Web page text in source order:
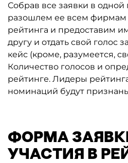
Собрав все заявки в
разошлем ее всем фирмам
рейтинга и предоставим
другу и отдать свой голос
кейс (кроме, разумеется,
Количество голосов и
рейтинге. Лидеры
номинаций будут
ФОРМА
УЧАСТИЯ В